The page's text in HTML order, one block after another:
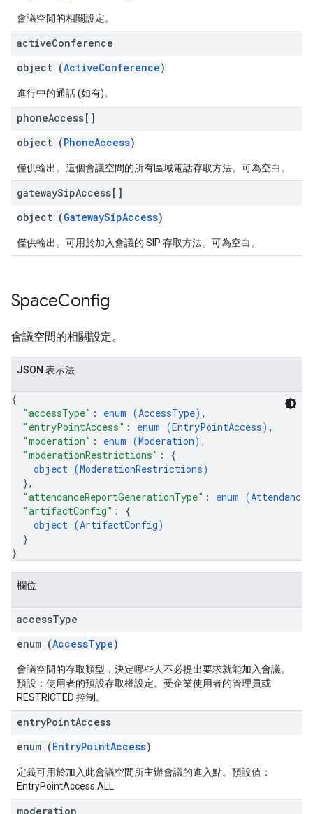
會議空間的相關設定。
activeConference
object (ActiveConference)
進行中的通話 (如有)。
phoneAccess[]
object (PhoneAccess)
僅供輸出。這個會議空間的所有區域電話存取方法。可為空白。
gatewaySipAccess[]
object (GatewaySipAccess)
僅供輸出。可用於加入會議的 SIP 存取方法。可為空白。
SpaceConfig
會議空間的相關設定。
JSON 表示法
{
"accessType" : enum (AccessType) ,
"entryPointAccess" : enum (EntryPointAccess) ,
"moderation" : enum (Moderation) ,
"moderationRestrictions" : {
object (ModerationRestrictions)
},
"attendanceReportGenerationType" : enum (
"artifactConfig" : {
object (ArtifactConfig)
}
}
欄位
accessType
enum (AccessType)
會議空間的存取類型，決定哪些人不必提出要求就能加入會議。
預設：使用者的預設存取權設定。受企業使用者的管理員或
RESTRICTED 控制。
entryPointAccess
enum (EntryPointAccess)
定義可用於加入此會議空間所主辦會議的進入點。預設值：
EntryPointAccess.ALL
moderation